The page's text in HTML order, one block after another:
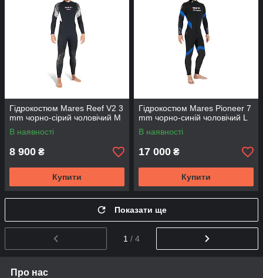
Гідрокостюм Mares Reef V2 3
mm чорно-сірий чоловічий M
В наявності
8 900 ₴
Купити
Гідрокостюм Mares Pioneer 7
mm чорно-синій чоловічий L
В наявності
17 000 ₴
Купити
Показати ще
1 / 4
Про нас